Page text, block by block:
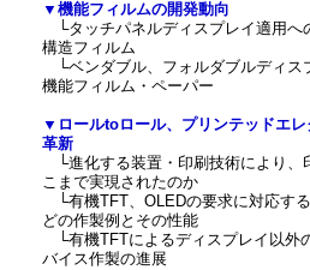
▼機能フィルムの開発動向
└タッチパネルディスプレイ適用へ
構造フィルム
└ベンダブル、フォルダブルディス
機能フィルム・ペーパー
▼ロールtoロール、プリンテッドエ
革新
└進化する装置・印刷技術により、
こまで実現されたのか
└有機TFT、OLEDの要求に対応す
どの作製例とその性能
└有機TFTによるディスプレイ以外
バイス作製の進展